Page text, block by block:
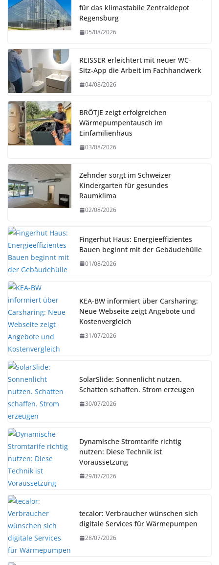
für das klimastabile Zentraldepot
Regensburg
05/08/2026
REISSER erleichtert mit neuer WC-
Sitz-App die Arbeit im Fachhandwerk
04/08/2026
BRÖTJE zeigt erfolgreichen
Wärmepumpentausch im
Einfamilienhaus
03/08/2026
Zehnder sorgt im Schweizer
Kindergarten für gesundes
Raumklima
02/08/2026
Fingerhut Haus: Energieeffizientes
Bauen beginnt mit der Gebäudehülle
01/08/2026
KEA-BW informiert über Carsharing:
Neue Webseite zeigt Angebote und
Kostenvergleich
31/07/2026
SolarSlide: Sonnenlicht nutzen.
Schatten schaffen. Strom erzeugen
30/07/2026
Dynamische Stromtarife richtig
nutzen: Diese Technik ist
Voraussetzung
29/07/2026
tecalor: Verbraucher wünschen sich
digitale Services für Wärmepumpen
28/07/2026